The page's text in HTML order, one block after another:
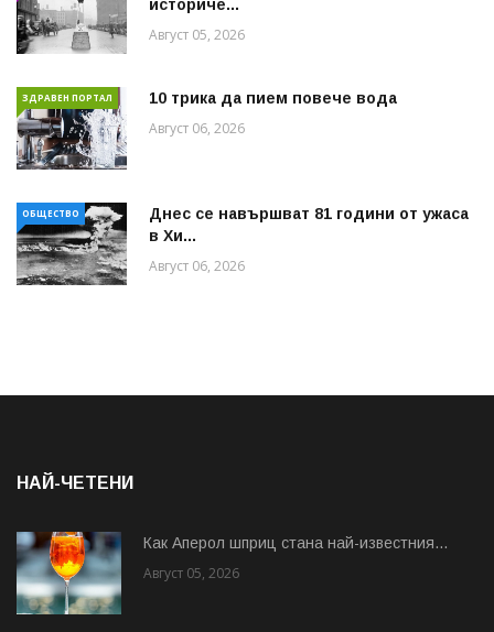
историче...
Август 05, 2026
ЗДРАВЕН ПОРТАЛ 10 трика да пием повече вода
Август 06, 2026
ОБЩЕСТВО
Днес се навършват 81 години от ужаса
в Хи...
Август 06, 2026
НАЙ-ЧЕТЕНИ
Как Аперол шприц стана най-известния...
Август 05, 2026